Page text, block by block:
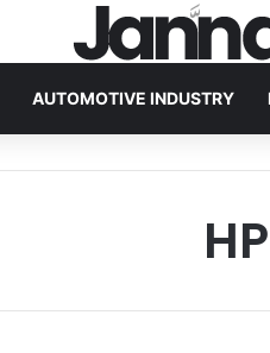
AUTOMOTIVE INDUSTRY